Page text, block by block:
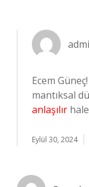
Ecem
mantıksal
anlaşılır
Eylül 30, 2024